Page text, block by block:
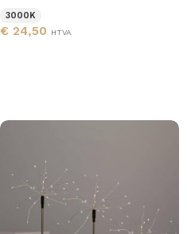
3000K
€24,50 HTVA